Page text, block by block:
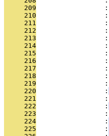
     209
     210
     211
     212
     213
     214
     215
     216
     217
     218
     219
     220
                 :
     221
     222
                 :
     223
     224
                 :
     225
                 :